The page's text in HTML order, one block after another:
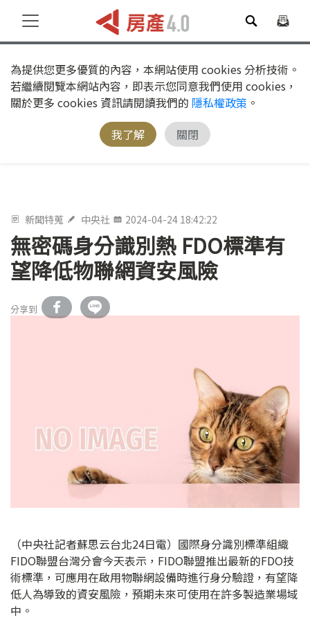
為提供您更多優質的內容，本網站使用 cookies 分析技術。
若繼續閱覽本網站內容，即表示您同意我們使用 cookies，
關於更多 cookies 資訊請閱讀我們的 隱私權政策 。
我了解
關閉
新聞特蒐 中央社 2024-04-24 18:42:22
無密碼身分識別熱 FDO標準有
望降低物聯網資安風險
分享到
（中央社記者蘇思云台北24日電）國際身分識別標準組織
FIDO聯盟台灣分會今天表示，FIDO聯盟推出最新的FDO技
術標準，可應用在啟用物聯網設備時進行身分驗證，有望降
低人為導致的資安風險，預期未來可使用在許多製造業場域
中。